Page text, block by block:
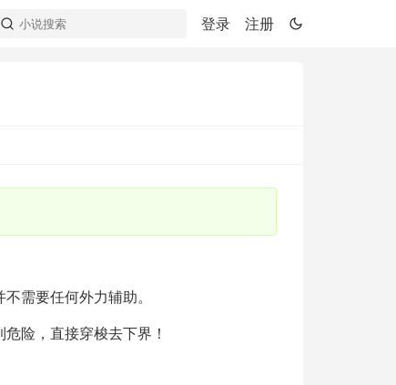
登录 注册
需要任何外力辅助。
险，直接穿梭去下界！